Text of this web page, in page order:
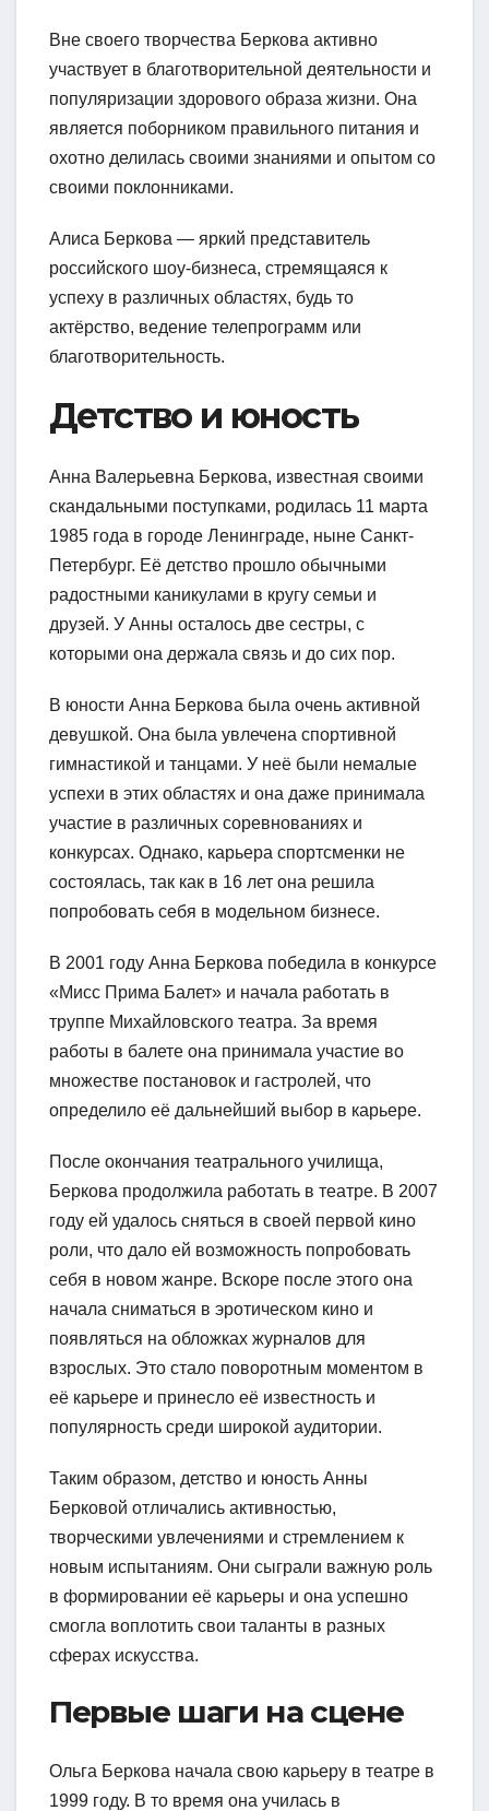
Вне своего творчества Беркова активно
участвует в благотворительной деятельности и
популяризации здорового образа жизни. Она
является поборником правильного питания и
охотно делилась своими знаниями и опытом со
своими поклонниками.
Алиса Беркова — яркий представитель
российского шоу-бизнеса, стремящаяся к
успеху в различных областях, будь то
актёрство, ведение телепрограмм или
благотворительность.
Детство и юность
Анна Валерьевна Беркова, известная своими
скандальными поступками, родилась 11 марта
1985 года в городе Ленинграде, ныне Санкт-
Петербург. Её детство прошло обычными
радостными каникулами в кругу семьи и
друзей. У Анны осталось две сестры, с
которыми она держала связь и до сих пор.
В юности Анна Беркова была очень активной
девушкой. Она была увлечена спортивной
гимнастикой и танцами. У неё были немалые
успехи в этих областях и она даже принимала
участие в различных соревнованиях и
конкурсах. Однако, карьера спортсменки не
состоялась, так как в 16 лет она решила
попробовать себя в модельном бизнесе.
В 2001 году Анна Беркова победила в конкурсе
«Мисс Прима Балет» и начала работать в
труппе Михайловского театра. За время
работы в балете она принимала участие во
множестве постановок и гастролей, что
определило её дальнейший выбор в карьере.
После окончания театрального училища,
Беркова продолжила работать в театре. В 2007
году ей удалось сняться в своей первой кино
роли, что дало ей возможность попробовать
себя в новом жанре. Вскоре после этого она
начала сниматься в эротическом кино и
появляться на обложках журналов для
взрослых. Это стало поворотным моментом в
её карьере и принесло её известность и
популярность среди широкой аудитории.
Таким образом, детство и юность Анны
Берковой отличались активностью,
творческими увлечениями и стремлением к
новым испытаниям. Они сыграли важную роль
в формировании её карьеры и она успешно
смогла воплотить свои таланты в разных
сферах искусства.
Первые шаги на сцене
Ольга Беркова начала свою карьеру в театре в
1999 году. В то время она училась в